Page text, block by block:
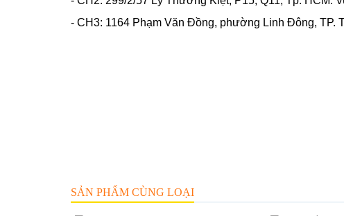
- CH3: 1164 Phạm Văn Đồng, phường Linh Đông, TP.
SẢN PHẨM CÙNG LOẠI